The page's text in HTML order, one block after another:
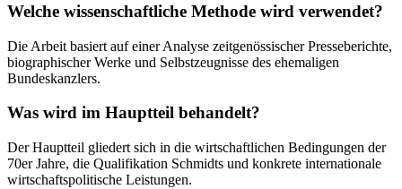
Welche wissenschaftliche Methode wird verwendet?
Die Arbeit basiert auf einer Analyse zeitgenössischer Presseberichte,
biographischer Werke und Selbstzeugnisse des ehemaligen
Bundeskanzlers.
Was wird im Hauptteil behandelt?
Der Hauptteil gliedert sich in die wirtschaftlichen Bedingungen der
70er Jahre, die Qualifikation Schmidts und konkrete internationale
wirtschaftspolitische Leistungen.